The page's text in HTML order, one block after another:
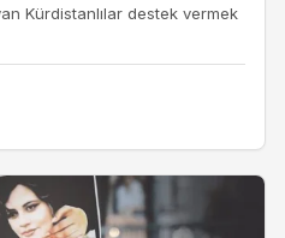
Kürdistanlılar destek vermek